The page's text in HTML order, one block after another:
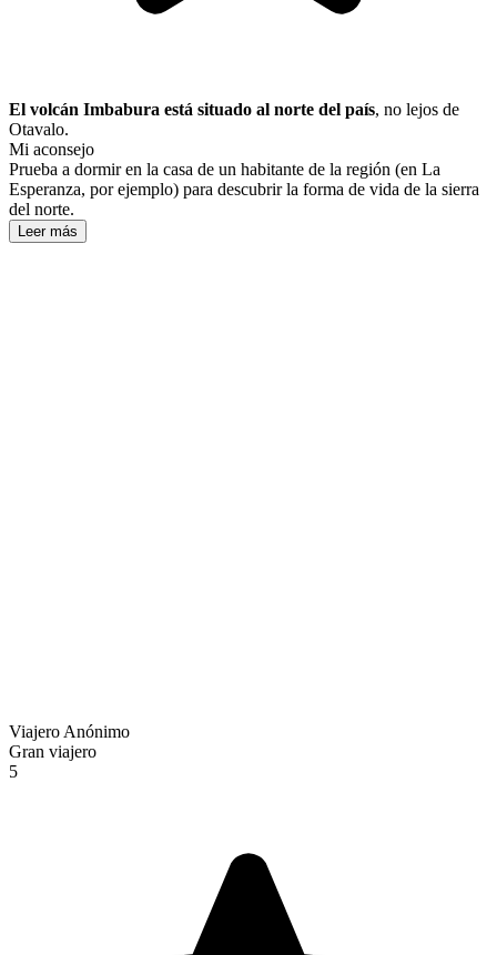
El volcán Imbabura está situado al norte del país, no lejos de
Otavalo.
Mi aconsejo
Prueba a dormir en la casa de un habitante de la región (en La
Esperanza, por ejemplo) para descubrir la forma de vida de la sierra
del norte.
Leer más
Viajero Anónimo
Gran viajero
5